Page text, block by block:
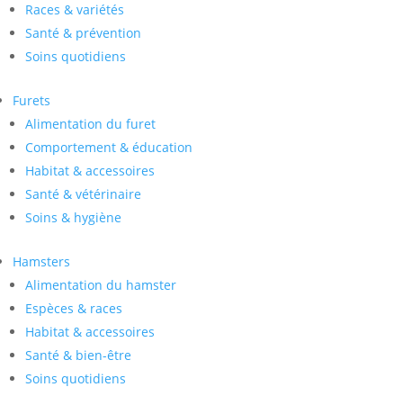
Races & variétés
Santé & prévention
Soins quotidiens
Furets
Alimentation du furet
Comportement & éducation
Habitat & accessoires
Santé & vétérinaire
Soins & hygiène
Hamsters
Alimentation du hamster
Espèces & races
Habitat & accessoires
Santé & bien-être
Soins quotidiens